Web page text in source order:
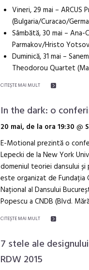
Vineri, 29 mai – ARCUS
(Bulgaria/Curacao/
Sâmbătă, 30 mai –
Parmakov/Hristo
Duminică, 31 mai –
Theodorou Quartet
CITEŞTE MAI MULT
In the dark: o
20 mai, de la ora 19:30 @
E-Motional prezintă o
Lepecki de la New York
domeniul teoriei dansului
este organizat de
Național al Dansului
Popescu a CNDB (Blvd.
CITEŞTE MAI MULT
7 stele ale
RDW 2015